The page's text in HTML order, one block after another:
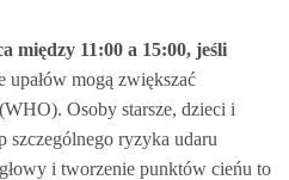
między 11:00 a 15:00, jeśli
upałów mogą zwiększać
Osoby starsze, dzieci i
szczególnego ryzyka udaru
i tworzenie punktów cieńu to